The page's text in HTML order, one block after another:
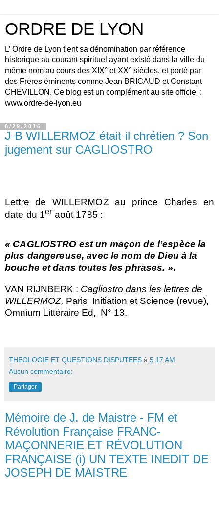
ORDRE DE LYON
L’ Ordre de Lyon tient sa dénomination par référence
historique au courant spirituel ayant existé dans la ville du
même nom au cours des XIX° et XX° siècles, et porté par
des Frères éminents comme Jean BRICAUD et Constant
CHEVILLON. Ce blog est un complément au site officiel :
www.ordre-de-lyon.eu
8/29/2016
J-B WILLERMOZ était-il chrétien ? Son
jugement sur CAGLIOSTRO
Lettre de WILLERMOZ au prince Charles en
date du 1er août 1785 :
« CAGLIOSTRO est un maçon de l’espèce la
plus dangereuse, avec le nom de Dieu à la
bouche et dans toutes les phrases. ».
VAN RIJNBERK : Cagliostro dans les lettres de
WILLERMOZ, Paris Initiation et Science (revue),
Omnium Littéraire Ed, N° 13.
THEOLOGIE ET QUESTIONS DISPUTEES à 5:17 AM
Aucun commentaire:
Partager
Mémoire de J. de Maistre - FM et
Révolution Française FRANC-
MAÇONNERIE ET RÉVOLUTION
FRANÇAISE (i) UN TEXTE INEDIT DE
JOSEPH DE MAISTRE